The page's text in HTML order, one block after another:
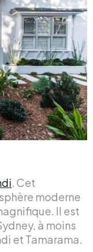
. Cet
moderne
Il est
à moins
et Tamarama.